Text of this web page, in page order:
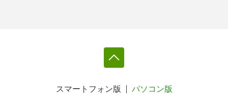
スマートフォン版 パソコン版